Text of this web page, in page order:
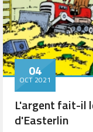
04
OCT 2021
L'argent fait-il
d'Easterlin